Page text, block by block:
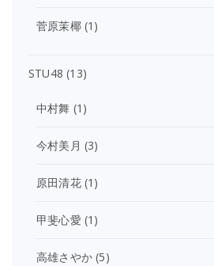
菅原茉椰(1)
STU48 (13)
中村舞 (1)
今村美月 (3)
原田清花(1)
甲斐心愛 (1)
高雄さやか (5)